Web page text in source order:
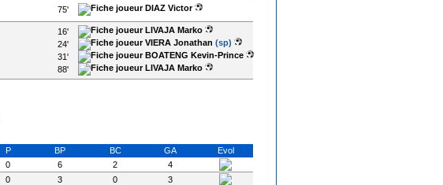
75' DIAZ Victor
16'
LIVAJA Marko
24'
VIERA Jonathan (sp)
31'
BOATENG Kevin-Prince
88'
LIVAJA Marko
P BP BC GA
Evol
0 6 2
4
0 3 0
3